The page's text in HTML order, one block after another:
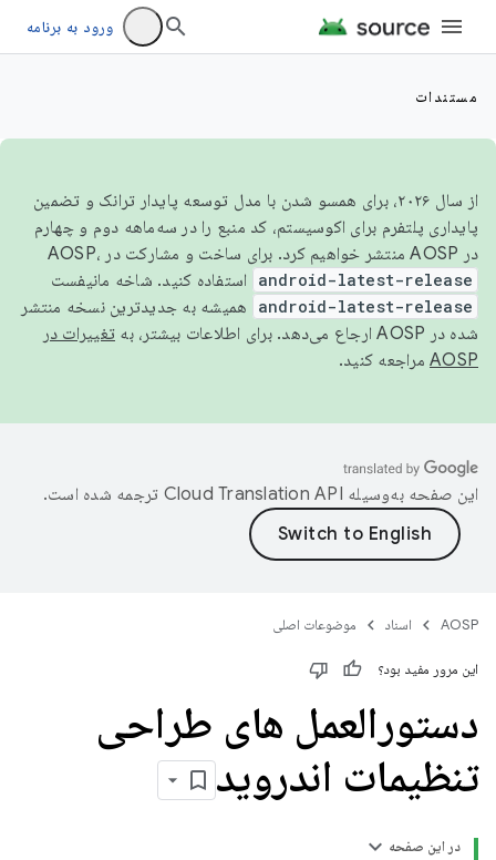
ورود به برنامه
مستندات
از سال ۲۰۲۶، برای همسو شدن با مدل توسعه پایدار ترانک و تضمین
پایداری پلتفرم برای اکوسیستم، کد منبع را در سه‌ماهه دوم و چهارم
در AOSP منتشر خواهیم کرد. برای ساخت و مشارکت در AOSP،
android-latest-release استفاده کنید. شاخه مانیفست
android-latest-release
همیشه به جدیدترین نسخه منتشر
شده در AOSP ارجاع می‌دهد. برای اطلاعات بیشتر، به
تغییرات در
AOSP مراجعه کنید.
این صفحه به‌وسیله ترجمه شده است.
AOSP اسناد موضوعات اصلی
این مرور مفید بود؟
دستورالعمل های طراحی
تنظیمات اندروید
در این صفحه